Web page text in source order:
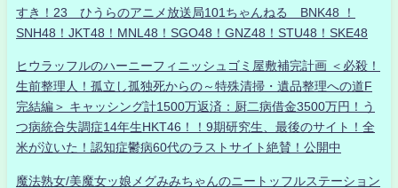
すき！23 ひうらのアニメ放送局101ちゃんねる BNK48 ！
SNH48！JKT48！MNL48！SGO48！GNZ48！STU48！SKE48
ヒウラッフルのハーニーフィニッシュゴミ屋敷補完計画 ＜必殺！
生前整理人！孤立し孤独死からの～特殊清掃・遺品整理への道F
完結編＞ キャッシング計1500万返済：厨二病借金3500万円！う
つ病統合失調症14年生HKT46！！9期研究生、最後のサイト！全
米が泣いた！認知症鬱病60代のラストサイト絶賛！公開中
魔法熟女/美魔女ッ娘メグみみちゃんのニートッフルステーション